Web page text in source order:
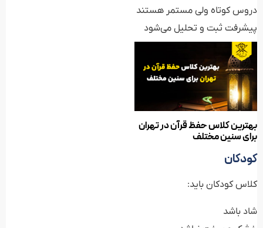
دروس کوتاه ولی مستمر هستند
پیشرفت ثبت و تحلیل می‌شود
بهترین کلاس حفظ قرآن در تهران
برای سنین مختلف
کودکان
کلاس کودکان باید:
شاد باشد